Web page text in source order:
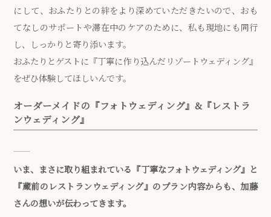
にして、おふたりとの絆をより深めていただきたいので、おも
てなしのサポートや滞在中のケアのために、私も現地にも同行
し、しっかりと寄り添います。
おふたりとゲストに『丁寧に作り込んだリゾートウェディング』
をぜひ体験してほしいんです。
オーダーメイドの『フォトウェディング』&『レストラ
ンウェディング』
いま、まさに取り組まれている『丁寧なフォトウェディング』と
『蔵前のレストランウェディング』のプラン内容からも、加藤
さんの想いが伝わってきます。